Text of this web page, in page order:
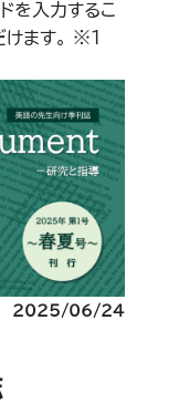
を入力するこ
けます。 ※1
2025/06/24